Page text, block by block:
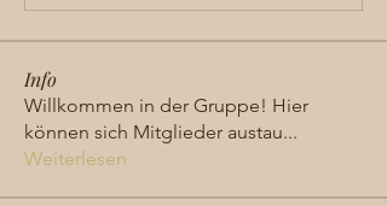
Info
Willkommen in der Gruppe! Hier
können sich Mitglieder austau...
Weiterlesen